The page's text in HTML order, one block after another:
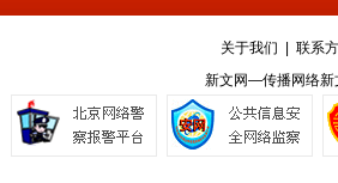
关于我们
联系
新文网—传播网络新